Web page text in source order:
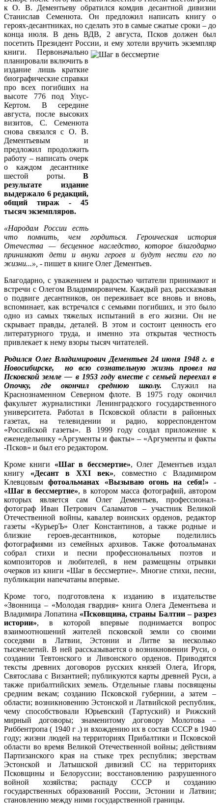
к О. В. Дементьеву обратился комдив десантной дивизии
Станислав Семенюта. Он предложил написать книгу о
героях-десантниках, но сделать это в самые сжатые сроки – до
конца июля. В день ВДВ, 2 августа, Псков должен был
посетить Президент России, и ему хотели вручить экземпляр
книги. Первоначально
планировали включить в
издание лишь краткие
биографические справки
про всех погибших на
высоте 776 под Улус-
Кертом. В середине
августа, после высоких
визитов, С. Семенюта
снова связался с О. В.
Дементьевым и
предложил продолжить
работу – написать очерк
о каждом десантнике
шестой роты. В
результате издание
выдержало 6 редакций,
общий тираж - 45
тысяч экземпляров.
«Народам России есть
что помнить, чем гордиться. Героическая история
Отечества — бесценное наследство, которое благодарно
принимают дети и внуки героев и будут нести его по
жизни...», - пишет в книге Олег Дементьев.
Благодарно, с уважением и радостью читатели принимают и
встречи с Олегом Владимировичем. Каждый раз, рассказывая
о подвиге десантников, он переживает все вновь и вновь,
вспоминает, как встречался с семьями погибших, и это было
одно из самых тяжелых испытаний в его жизни. Он не
скрывает правды, деталей. В этом и состоит ценность его
литературного труда, и именно эта открытая честность
привлекает к нему взоры тысяч читателей.
Родился Олег Владимирович Дементьев 24 июня 1948 г. в
Новосибирске, но всю сознательную жизнь провел на
Псковской земле — в 1953 году вместе с семьей переехал в
Опочку, где окончил среднюю школу.Служил на
Краснознаменном Северном флоте. В 1975 году окончил
факультет журналистики Ленинградского государственного
университета. Работал в Псковской области в районных
газетах, на телевидении и радио, корреспондентом
«Российской газеты». В 1999 году создал приложение к
еженедельнику «Аргументы и факты» – «Аргументы и факты
-Псков» и был его редактором.
Кроме книги «Шаг в бессмертие», Олег Дементьев издал
книгу «Десант в XXI век», совместно с Владимиром
Клевцовымфотоальманах «Вызываю огонь на себя!» -
«Шаг в бессмертие», в котором масса фотографий, автором
которых является сам Олег Дементьев, профессионал-
фотограф Иван Петрович Саламатов – участник Великой
Отечественной войны, кавалер воинских орденов, редактор
газеты «КурьерЪ» Олег Константинов, а также родные и
близкие героев-десантников, которые поделились
фотографиями из семейных архивов. Также фотоальманах
собрал стихи и песни профессиональных поэтов и
композиторов и любителей, в нем размещены отрывки
очерков из книги «Шаг в бессмертие». Многие стихи, песни,
публикации напечатаны впервые.
Кроме того, подготовлена к изданию в издательстве
«Звонница – «Молодая гвардия» книга Олега Дементьева и
Владимира Лопатина «Псковщина, страны Балтии – разрез
истории», в которой впервые поднимается вопрос
взаимоотношений жителей псковской земли со своими
соседями в Латвии, Эстонии и Литве за несколько
тысячелетий. В ней рассказывается о возникновении Руси, о
создании Тевтонского и Ливонского орденов. Приводятся
тексты древних договоров русских князей Олега, Игоря,
Святослава с Византией; публикуются карты древней Руси, а
также прибалтийских земель. Отдельные главы посвящены
средним векам; созданию Псковской губернии, а затем –
области; возникновению Эстонской и Латвийской республик,
чему способствовали Юрьевский (Тартуский) и Рижский
мирный договоры; знаменитому договору Молотова –
Риббентропа ( 1940 г .) и вхождению их в состав СССР в 1940
году; жизни людей на территориях Прибалтики и Псковской
области во время Великой Отечественной войны; действиям
Партизанского края на стыке трех республик; зверствам
Эстонской и Латышской дивизий СС на территориях
Псковщины и Белоруссии; восстановлению разрушенного
войной хозяйства; распаду СССР и созданию
государственных образований России, Эстонии и Латвии;
становлению между ними государственной границы.